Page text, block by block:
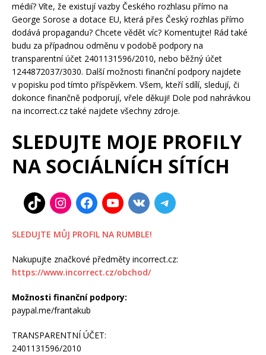
médií? Víte, že existují vazby Českého rozhlasu přímo na
George Sorose a dotace EU, která přes Český rozhlas přímo
dodává propagandu? Chcete vědět víc? Komentujte! Rád také
budu za případnou odměnu v podobě podpory na
transparentní účet 2401131596/2010, nebo běžný účet
1244872037/3030. Další možnosti finanční podpory najdete
v popisku pod tímto příspěvkem. Všem, kteří sdílí, sledují, či
dokonce finančně podporují, vřele děkuji! Dole pod nahrávkou
na incorrect.cz také najdete všechny zdroje.
SLEDUJTE MOJE PROFILY
NA SOCIÁLNÍCH SÍTÍCH
SLEDUJTE MŮJ PROFIL NA RUMBLE!
Nakupujte značkové předměty incorrect.cz:
https://www.incorrect.cz/obchod/
Možnosti finanční podpory:
paypal.me/frantakub
TRANSPARENTNÍ ÚČET:
2401131596/2010